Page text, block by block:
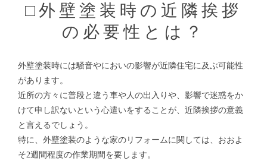
□外壁塗装時の近隣挨拶
の必要性とは？
外壁塗装時には騒音やにおいの影響が近隣住宅に及ぶ可能性
があります。
近所の方々に普段と違う車や人の出入りや、影響で迷惑をか
けて申し訳ないという心遣いをすることが、近隣挨拶の意義
と言えるでしょう。
特に、外壁塗装のような家のリフォームに関しては、おおよ
そ2週間程度の作業期間を要します。